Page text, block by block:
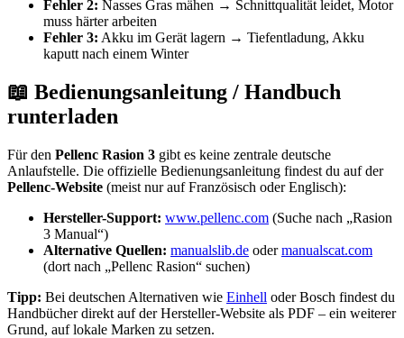
Fehler 2: Nasses Gras mähen → Schnittqualität leidet, Motor
muss härter arbeiten
Fehler 3: Akku im Gerät lagern → Tiefentladung, Akku
kaputt nach einem Winter
📖 Bedienungsanleitung / Handbuch
runterladen
Für den Pellenc Rasion 3 gibt es keine zentrale deutsche
Anlaufstelle. Die offizielle Bedienungsanleitung findest du auf der
Pellenc-Website (meist nur auf Französisch oder Englisch):
Hersteller-Support: www.pellenc.com (Suche nach „Rasion
3 Manual“)
Alternative Quellen: manualslib.de odermanualscat.com
(dort nach „Pellenc Rasion“ suchen)
Tipp: Bei deutschen Alternativen wie Einhell oder Bosch findest du
Handbücher direkt auf der Hersteller-Website als PDF – ein weiterer
Grund, auf lokale Marken zu setzen.